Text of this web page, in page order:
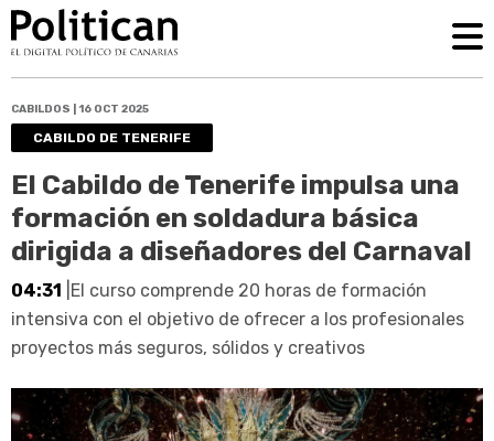
CABILDOS | 16 OCT 2025
CABILDO DE TENERIFE
El Cabildo de Tenerife impulsa una
formación en soldadura básica
dirigida a diseñadores del Carnaval
04:31 |El curso comprende 20 horas de formación
intensiva con el objetivo de ofrecer a los profesionales
proyectos más seguros, sólidos y creativos